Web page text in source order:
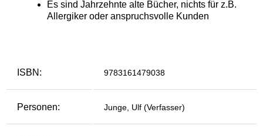
ISBN: 9783161479038
Personen: Junge, Ulf (Verfasser)